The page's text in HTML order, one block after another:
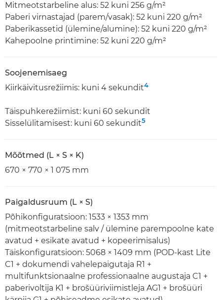
Mitmeotstarbeline alus: 52 kuni 256 g/m²
Paberi virnastajad (parem/vasak): 52 kuni 220 g/m²
Paberikassetid (ülemine/alumine): 52 kuni 220 g/m²
Kahepoolne printimine: 52 kuni 220 g/m²
Soojenemisaeg
Kiirkäivitusrežiimis: kuni 4 sekundit4
Täispuhkerežiimist: kuni 60 sekundit
Sisselülitamisest: kuni 60 sekundit5
Mõõtmed (L × S × K)
670 × 770 × 1 075 mm
Paigaldusruum (L × S)
Põhikonfiguratsioon: 1533 × 1353 mm
(mitmeotstarbeline salv / ülemine parempoolne kate
avatud + esikate avatud + kopeerimisalus)
Täiskonfiguratsioon: 5068 × 1409 mm (POD-kast Lite
C1 + dokumendi vahelepaigutaja R1 +
multifunktsionaalne professionaalne augustaja C1 +
paberivoltija K1 + brošüüriviimistleja AG1 + brošüüri